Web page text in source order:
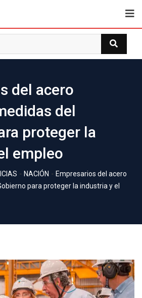
del acero
del
proteger la
empleo
- NACIÓN - Empresarios del acero
para proteger la industria y el